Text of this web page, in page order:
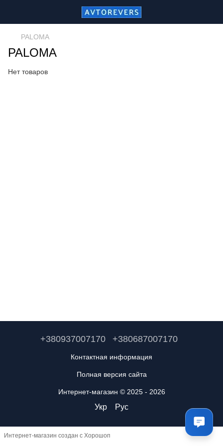
PALOMA
PALOMA
Нет товаров
+380937007170 +380687007170
Контактная информация
Полная версия сайта
Интернет-магазин © 2025 - 2026
Укр Рус
Интернет-магазин создан с Хорошоп